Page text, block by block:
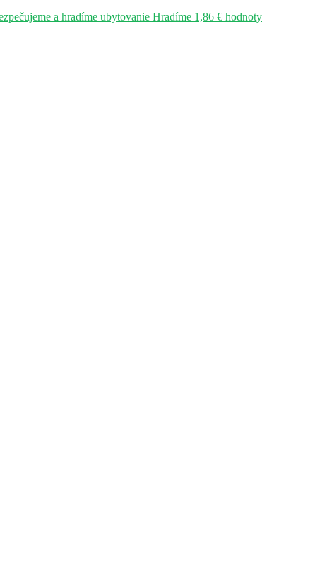
a hradíme ubytovanie Hradíme 1,86 € hodnoty